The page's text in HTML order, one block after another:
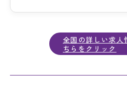
全国の詳しい求人
ちらをクリック